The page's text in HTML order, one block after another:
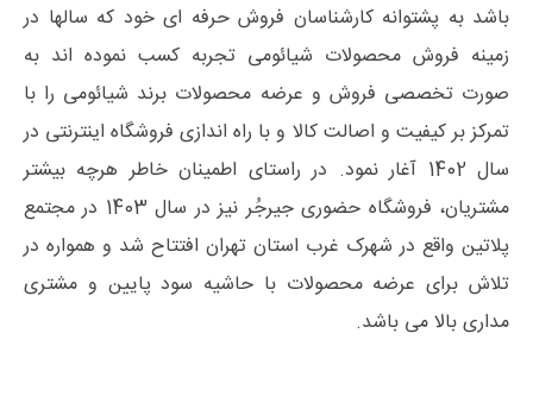
باشد به پشتوانه کارشناسان فروش حرفه ای خود که سالها در
زمینه فروش محصولات شیائومی تجربه کسب نموده اند به
صورت تخصصی فروش و عرضه محصولات برند شیائومی را با
تمرکز بر کیفیت و اصالت کالا و با راه اندازی فروشگاه اینترنتی در
سال 1402 آغار نمود. در راستای اطمینان خاطر هرچه بیشتر
مشتریان، فروشگاه حضوری جیرجُر نیز در سال 1403 در مجتمع
پلاتین واقع در شهرک غرب استان تهران افتتاح شد و همواره در
تلاش برای عرضه محصولات با حاشیه سود پایین و مشتری
مداری بالا می باشد.